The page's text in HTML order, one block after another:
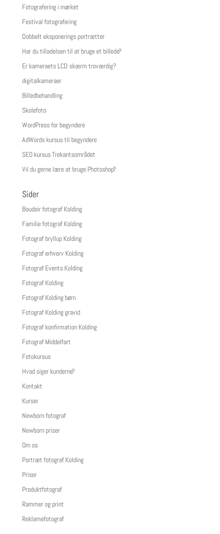
Fotografering i mørket
Festival fotografering
Dobbelt eksponerings portrætter
Har du tilladelsen til at bruge et billede?
Er kameraets LCD skærm troværdig?
digitalkameraer
Billedbehandling
Skolefoto
WordPress for begyndere
AdWords kursus til begyndere
SEO kursus Trekantsområdet
Vil du gerne lære at bruge Photoshop?
Sider
Boudoir fotograf Kolding
Familie fotograf Kolding
Fotograf bryllup Kolding
Fotograf erhverv Kolding
Fotograf Events Kolding
Fotograf Kolding
Fotograf Kolding børn
Fotograf Kolding gravid
Fotograf konfirmation Kolding
Fotograf Middelfart
Fotokursus
Hvad siger kunderne?
Kontakt
Kurser
Newborn fotograf
Newborn priser
Om os
Portræt fotograf Kolding
Priser
Produktfotograf
Rammer og print
Reklamefotograf